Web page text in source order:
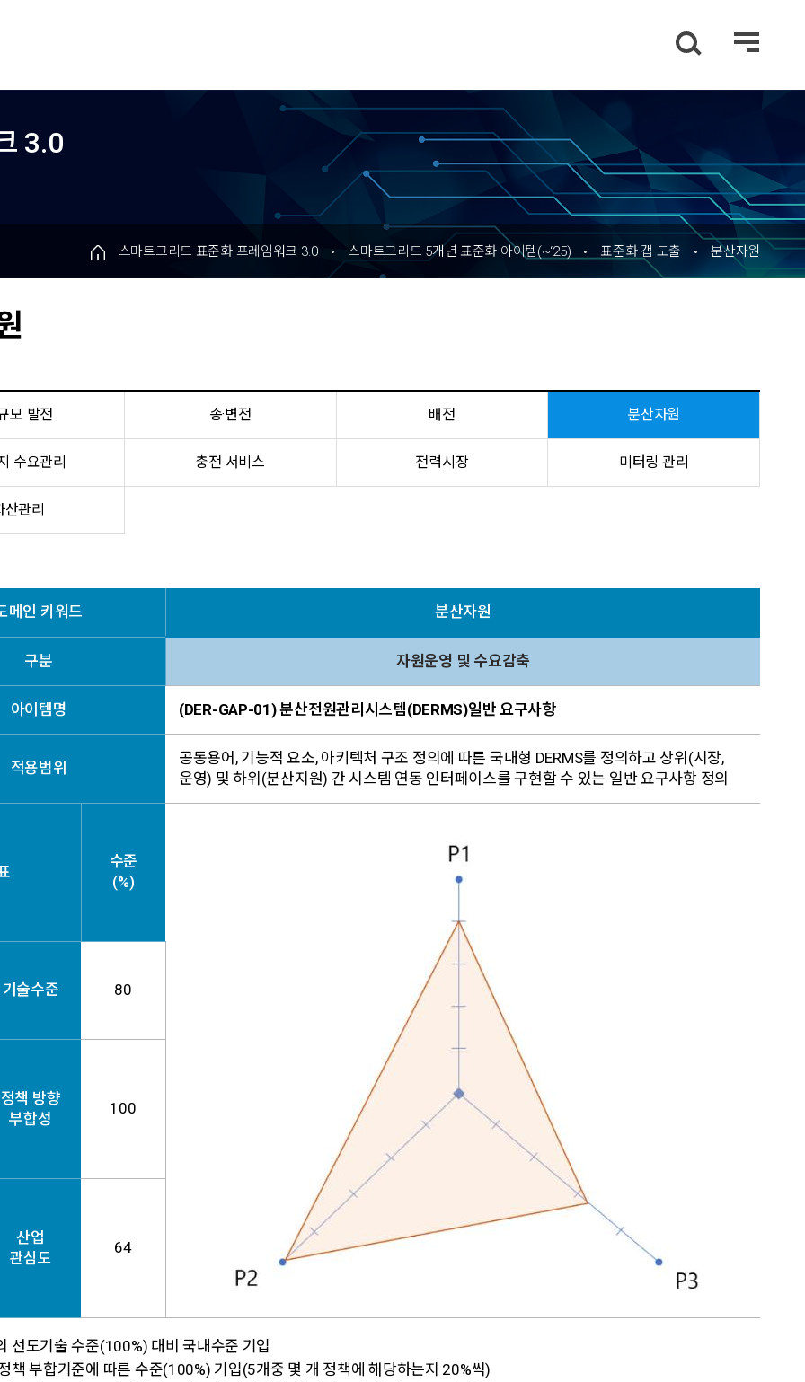
3.0
스마트그리드 표준화 프레임워크 3.0 스마트그리드 5개년 표준화 아이템(~‘25) 표준화 갭 도출 분산자원
모 발전 송·변전 배전 분산자원
수요관리 충전 서비스 전력시장 미터링 관리
산관리
메인 키워드 분산자원
구분 자원운영 및 수요감축
아이템명 (DER-GAP-01) 분산전원관리시스템(DERMS)일반 요구사항
적용범위
공동용어, 기능적 요소, 아키텍처 구조 정의에 따른 국내형 DERMS를 정의하고 상위(시장,
운영) 및 하위(분산지원) 간 시스템 연동 인터페이스를 구현할 수 있는 일반 요구사항 정의
수준
(%)
기술수준 80
정책 방향
부합성
100
산업
관심도
64
선도기술 수준(100%) 대비 국내수준 기입
책 부합기준에 따른 수준(100%) 기입(5개중 몇 개 정책에 해당하는지 20%씩)